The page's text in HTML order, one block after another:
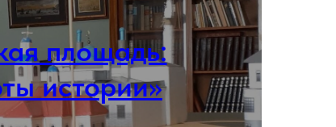
площадь:
истории»
Подробнее